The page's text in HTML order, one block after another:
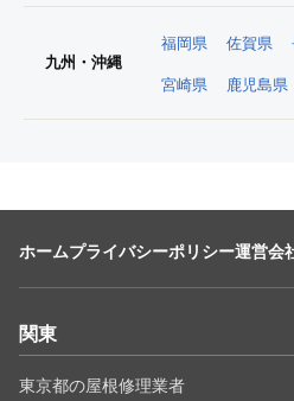
九州・沖縄
福岡県 佐賀県
宮崎県 鹿児島県
ホームプライバシーポリシー運営会
関東
東京都の屋根修理業者